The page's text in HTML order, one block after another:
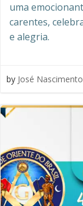
uma
carentes,
e alegria.
by José Nascimento